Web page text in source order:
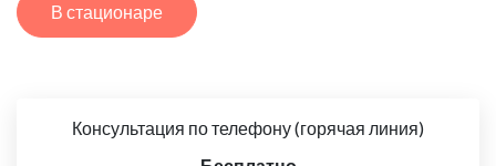
В стационаре
Консультация по телефону (горячая линия)